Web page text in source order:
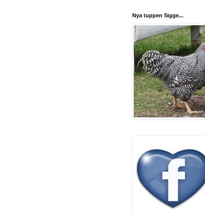
Nya tuppen Sigge...